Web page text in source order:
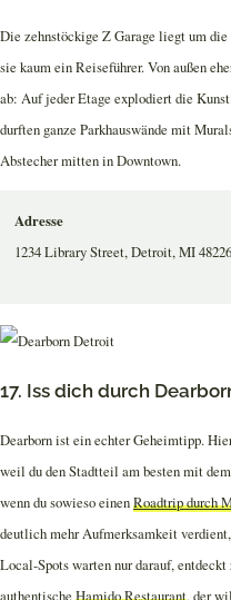
Die zehnstöckige Z Garage liegt um
sie kaum ein Reiseführer. Von außen
ab: Auf jeder Etage explodiert die
durften ganze Parkhauswände mit
Abstecher mitten in Downtown.
Adresse
1234 Library Street, Detroit, MI 48226
17. Iss dich durch
Dearborn ist ein echter Geheimtipp.
weil du den Stadtteil am besten mit
wenn du sowieso einenRoadtrip durch
deutlich mehr Aufmerksamkeit
Local-Spots warten nur darauf,
authentische Hamido Restaurant, der